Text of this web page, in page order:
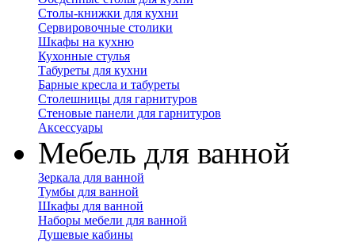
Столы-книжки для кухни
Сервировочные столики
Шкафы на кухню
Кухонные стулья
Табуреты для кухни
Барные кресла и табуреты
Столешницы для гарнитуров
Стеновые панели для гарнитуров
Аксессуары
Мебель для ванной
Зеркала для ванной
Тумбы для ванной
Шкафы для ванной
Наборы мебели для ванной
Душевые кабины